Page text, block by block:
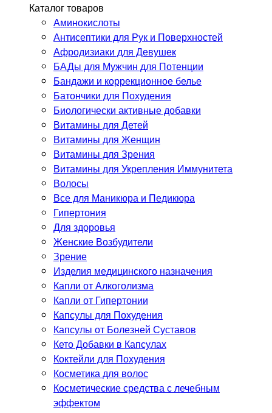
Каталог товаров
Аминокислоты
Антисептики для Рук и Поверхностей
Афродизиаки для Девушек
БАДы для Мужчин для Потенции
Бандажи и коррекционное белье
Батончики для Похудения
Биологически активные добавки
Витамины для Детей
Витамины для Женщин
Витамины для Зрения
Витамины для Укрепления Иммунитета
Волосы
Все для Маникюра и Педикюра
Гипертония
Для здоровья
Женские Возбудители
Зрение
Изделия медицинского назначения
Капли от Алкоголизма
Капли от Гипертонии
Капсулы для Похудения
Капсулы от Болезней Суставов
Кето Добавки в Капсулах
Коктейли для Похудения
Косметика для волос
Косметические средства с лечебным
эффектом